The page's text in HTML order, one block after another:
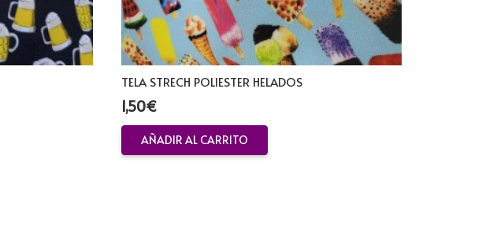
TELA STRECH POLIESTER HELADOS
1,50€
AÑADIR AL CARRITO